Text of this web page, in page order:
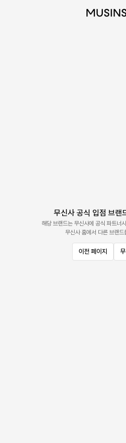
무신사 공식 입점 브랜
해당 브랜드는 무신사에 공식 파트너
무신사 홈에서 다른 브랜드
이전 페이지